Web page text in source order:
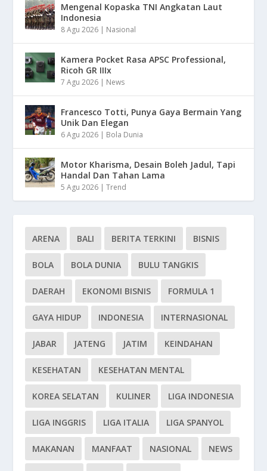
Mengenal Kopaska TNI Angkatan Laut
Indonesia
8 Agu 2026 | Nasional
Kamera Pocket Rasa APSC Professional,
Ricoh GR IIIx
7 Agu 2026 | News
Francesco Totti, Punya Gaya Bermain Yang
Unik Dan Elegan
6 Agu 2026 | Bola Dunia
Motor Kharisma, Desain Boleh Jadul, Tapi
Handal Dan Tahan Lama
5 Agu 2026 |Trend
ARENA BALI BERITA TERKINI BISNIS
BOLA BOLA DUNIA BULU TANGKIS
DAERAH EKONOMI BISNIS FORMULA 1
GAYA HIDUP INDONESIA INTERNASIONAL
JABAR JATENG JATIM KEINDAHAN
KESEHATAN KESEHATAN MENTAL
KOREA SELATAN KULINER LIGA INDONESIA
LIGA INGGRIS LIGA ITALIA LIGA SPANYOL
MAKANAN MANFAAT NASIONAL NEWS